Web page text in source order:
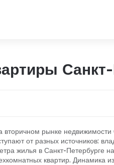
вторичном рынке
от разных источников:
жилья в Санкт-
квартир. Динамика